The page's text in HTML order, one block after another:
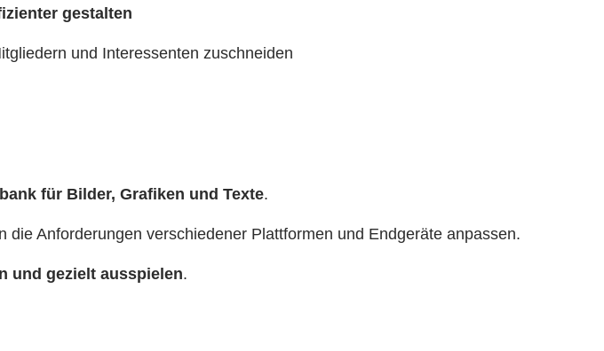
gestalten
und Interessenten zuschneiden
für Bilder, Grafiken und Texte.
die Anforderungen verschiedener Plattformen und Endgeräte anpassen.
und gezielt ausspielen.